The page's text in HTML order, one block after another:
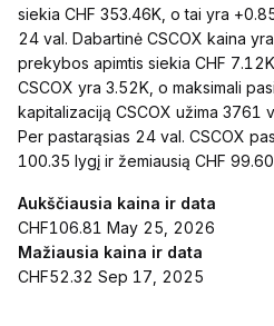
siekia CHF 353.46K, o tai yra
24 val. Dabartinė CSCOX kaina
prekybos apimtis siekia CHF
CSCOX yra 3.52K, o maksimali
kapitalizaciją CSCOX užima 3761
Per pastarąsias 24 val. CSCOX
100.35 lygį ir žemiausią CHF
Aukščiausia kaina ir data
CHF106.81 May 25, 2026
Mažiausia kaina ir data
CHF52.32 Sep 17, 2025